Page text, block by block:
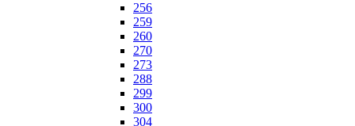
256
259
260
270
273
288
299
300
304